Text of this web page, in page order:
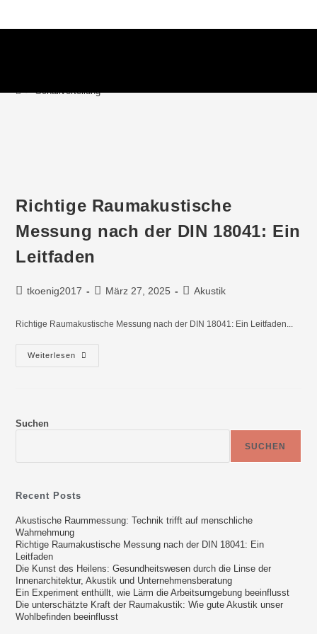
> Schallverteilung
Richtige Raumakustische
Messung nach der DIN 18041: Ein
Leitfaden
tkoenig2017 März 27, 2025 Akustik
Richtige Raumakustische Messung nach der DIN 18041: Ein Leitfaden...
Weiterlesen
Suchen
SUCHEN
Recent Posts
Akustische Raummessung: Technik trifft auf menschliche
Wahrnehmung
Richtige Raumakustische Messung nach der DIN 18041: Ein
Leitfaden
Die Kunst des Heilens: Gesundheitswesen durch die Linse der
Innenarchitektur, Akustik und Unternehmensberatung
Ein Experiment enthüllt, wie Lärm die Arbeitsumgebung beeinflusst
Die unterschätzte Kraft der Raumakustik: Wie gute Akustik unser
Wohlbefinden beeinflusst